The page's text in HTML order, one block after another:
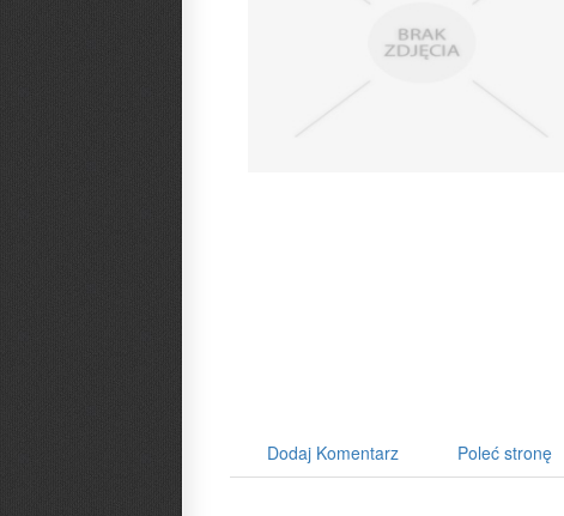
Dodaj Komentarz Poleć stronę